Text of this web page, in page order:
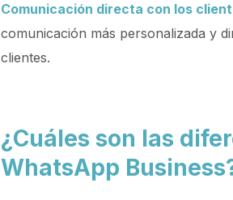
Comunicación directa con los
comunicación más personalizada y
clientes.
¿Cuáles son las
WhatsApp